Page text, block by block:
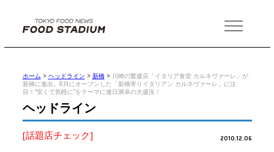
MENU
ホーム > ヘッドライン > 新橋> 川崎の繁盛店「イタリア食堂 カルネヴァーレ」が
新橋に進出。8月にオープンした「新橋寄りイタリアン カルネヴァーレ」に注
目！“安くて気軽に”をテーマに連日満卓の大盛況！
ヘッドライン
[話題店チェック] 2010.12.06